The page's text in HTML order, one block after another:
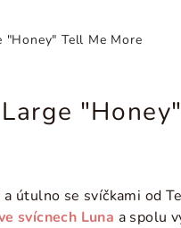
"Honey" Tell Me More
útulno se svíčkami od
svícnech Luna a spolu